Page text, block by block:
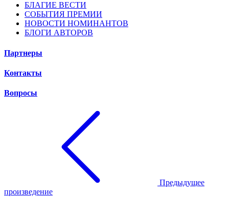
БЛАГИЕ ВЕСТИ
СОБЫТИЯ ПРЕМИИ
НОВОСТИ НОМИНАНТОВ
БЛОГИ АВТОРОВ
Партнеры
Контакты
Вопросы
Предыдущее
произведение